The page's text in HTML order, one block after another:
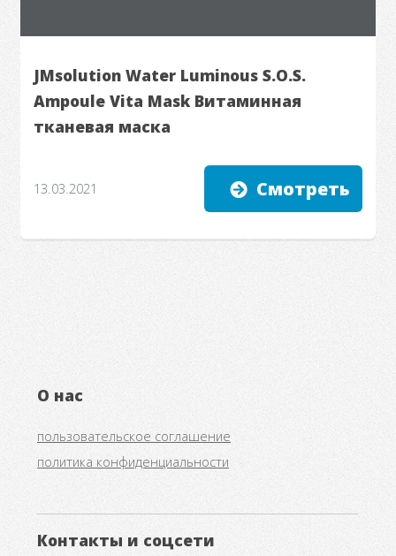
JMsolution Water Luminous S.O.S.
Ampoule Vita Mask Витаминная
тканевая маска
13.03.2021 Смотреть
О нас
пользовательское соглашение
политика конфиденциальности
Контакты и соцсети